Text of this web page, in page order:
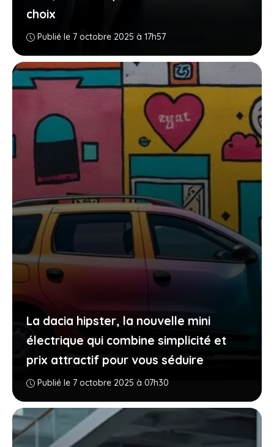
choix
Publié le 7 octobre 2025 à 17h57
La dacia hipster, la nouvelle mini
électrique qui combine simplicité et
prix attractif pour vous séduire
Publié le 7 octobre 2025 à 07h30